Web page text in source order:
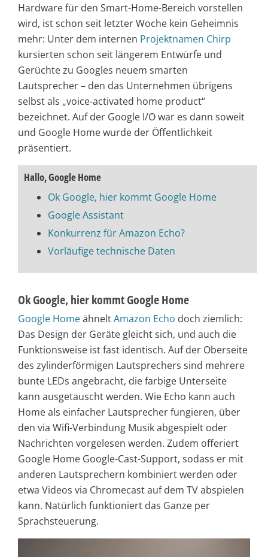
Hardware für den Smart-Home-Bereich vorstellen
wird, ist schon seit letzter Woche kein Geheimnis
mehr: Unter dem internen Projektnamen Chirp
kursierten schon seit längerem Entwürfe und
Gerüchte zu Googles neuem smarten
Lautsprecher – den das Unternehmen übrigens
selbst als „voice-activated home product“
bezeichnet. Auf der Google I/O war es dann soweit
und Google Home wurde der Öffentlichkeit
präsentiert.
Hallo, Google Home
Ok Google, hier kommt Google Home
Google Assistant
Konkurrenz für Amazon Echo?
Vorläufige technische Daten
Ok Google, hier kommt Google Home
Google HomeähneltAmazon Echo doch ziemlich:
Das Design der Geräte gleicht sich, und auch die
Funktionsweise ist fast identisch. Auf der Oberseite
des zylinderförmigen Lautsprechers sind mehrere
bunte LEDs angebracht, die farbige Unterseite
kann ausgetauscht werden. Wie Echo kann auch
Home als einfacher Lautsprecher fungieren, über
den via Wifi-Verbindung Musik abgespielt oder
Nachrichten vorgelesen werden. Zudem offeriert
Google Home Google-Cast-Support, sodass er mit
anderen Lautsprechern kombiniert werden oder
etwa Videos via Chromecast auf dem TV abspielen
kann. Natürlich funktioniert das Ganze per
Sprachsteuerung.